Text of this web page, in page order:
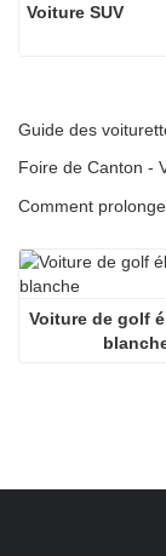
Voiture SUV
Foire de Canton -
Voiture de golf